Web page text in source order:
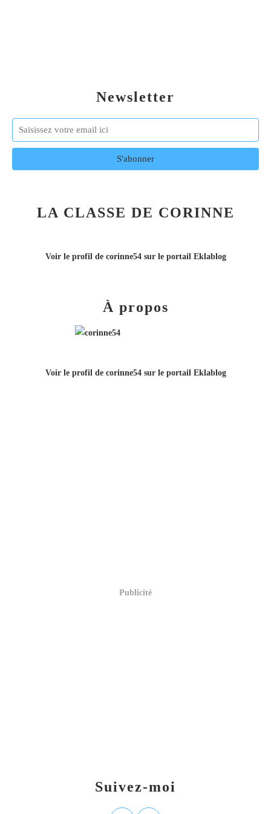
Newsletter
LA CLASSE DE CORINNE
Voir le profil de corinne54sur le portail Eklablog
Suivez-moi
À propos
Voir le profil de corinne54sur le portail Eklablog
Publicité